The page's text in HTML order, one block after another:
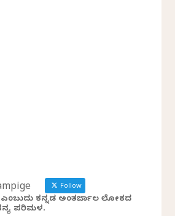
Follow
ಎಂಬುದು ಕನ್ನಡ ಅಂತರ್ಜಾಲ ಲೋಕದ
ಪರಿಮಳ.